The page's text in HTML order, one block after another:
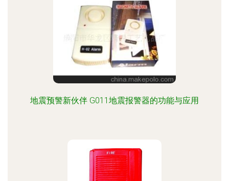
地震预警新伙伴 G011地震报警器的功能与应用